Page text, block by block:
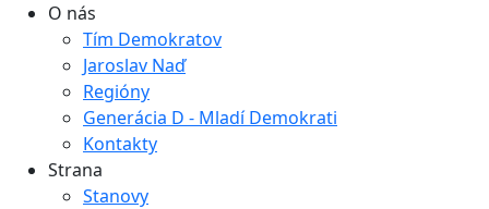
O nás
Tím Demokratov
Jaroslav Naď
Regióny
Generácia D - Mladí Demokrati
Kontakty
Strana
Stanovy